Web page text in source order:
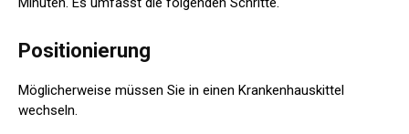
Positionierung
Möglicherweise müssen Sie in einen Krankenhauskittel
wechseln.